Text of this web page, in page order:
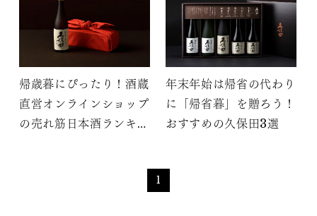
帰歳暮にぴったり！酒蔵
直営オンラインショップ
の売れ筋日本酒ランキン
年末年始は帰省の代わり
に「帰省暮」を贈ろう！
おすすめの久保田3選
1